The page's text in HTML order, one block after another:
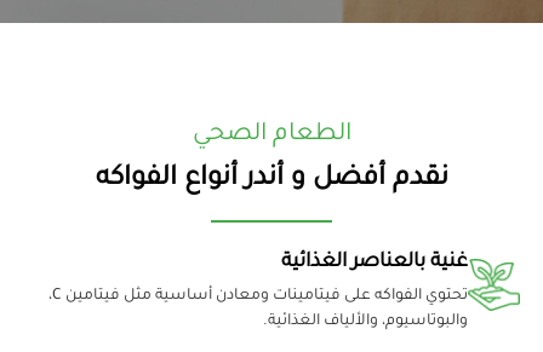
الطعام الصحي
نقدم أفضل و أندر أنواع الفواكه
غنية بالعناصر الغذائية
تحتوي الفواكه على فيتامينات ومعادن أساسية مثل فيتامين C،
والبوتاسيوم، والألياف الغذائية.